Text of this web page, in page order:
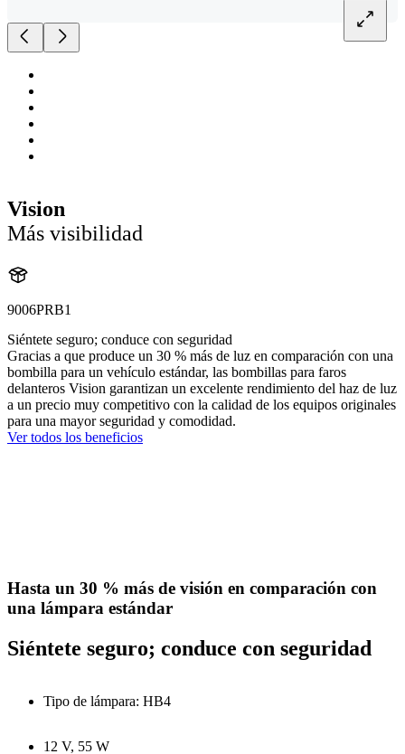
Vision
Más visibilidad
9006PRB1
Siéntete seguro; conduce con seguridad
Gracias a que produce un 30 % más de luz en comparación con una
bombilla para un vehículo estándar, las bombillas para faros
delanteros Vision garantizan un excelente rendimiento del haz de luz
a un precio muy competitivo con la calidad de los equipos originales
para una mayor seguridad y comodidad.
Ver todos los beneficios
Hasta un 30 % más de visión en comparación con
una lámpara estándar
Siéntete seguro; conduce con seguridad
Tipo de lámpara: HB4
12 V, 55 W